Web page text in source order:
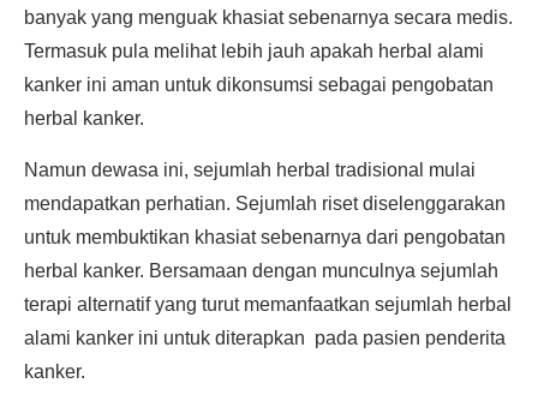
banyak yang menguak khasiat sebenarnya secara medis.
Termasuk pula melihat lebih jauh apakah herbal alami
kanker ini aman untuk dikonsumsi sebagai pengobatan
herbal kanker.
Namun dewasa ini, sejumlah herbal tradisional mulai
mendapatkan perhatian. Sejumlah riset diselenggarakan
untuk membuktikan khasiat sebenarnya dari pengobatan
herbal kanker. Bersamaan dengan munculnya sejumlah
terapi alternatif yang turut memanfaatkan sejumlah herbal
alami kanker ini untuk diterapkan pada pasien penderita
kanker.